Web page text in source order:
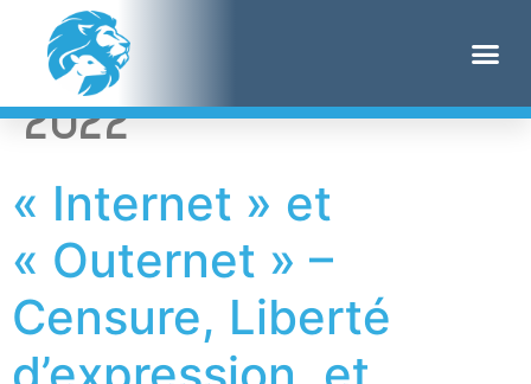
Jour :
4 novembre
2022
« Internet » et
« Outernet » –
Censure, Liberté